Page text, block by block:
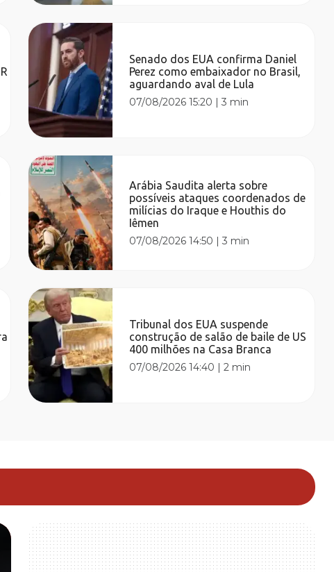
Senado dos EUA confirma Daniel
Perez como embaixador no Brasil,
aguardando aval de Lula
07/08/2026 15:20 |3 min
Arábia Saudita alerta sobre
possíveis ataques coordenados de
milícias do Iraque e Houthis do
Iêmen
07/08/2026 14:50 |3 min
Tribunal dos EUA suspende
construção de salão de baile de US
400 milhões na Casa Branca
07/08/2026 14:40 |2 min